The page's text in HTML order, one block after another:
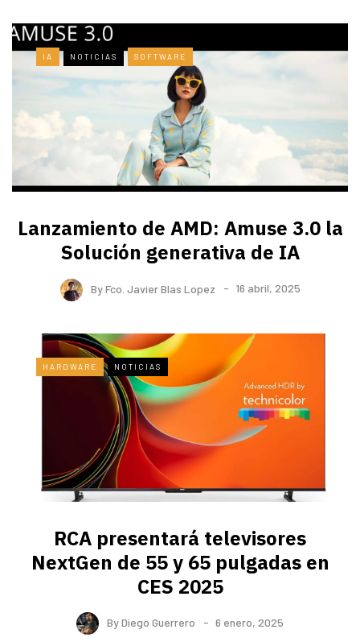
IA NOTICIAS SOFTWARE
Lanzamiento de AMD: Amuse 3.0 la
Solución generativa de IA
ByFco. Javier Blas Lopez 16 abril, 2025
HARDWARE NOTICIAS
RCA presentará televisores
NextGen de 55 y 65 pulgadas en
CES 2025
ByDiego Guerrero 6 enero, 2025